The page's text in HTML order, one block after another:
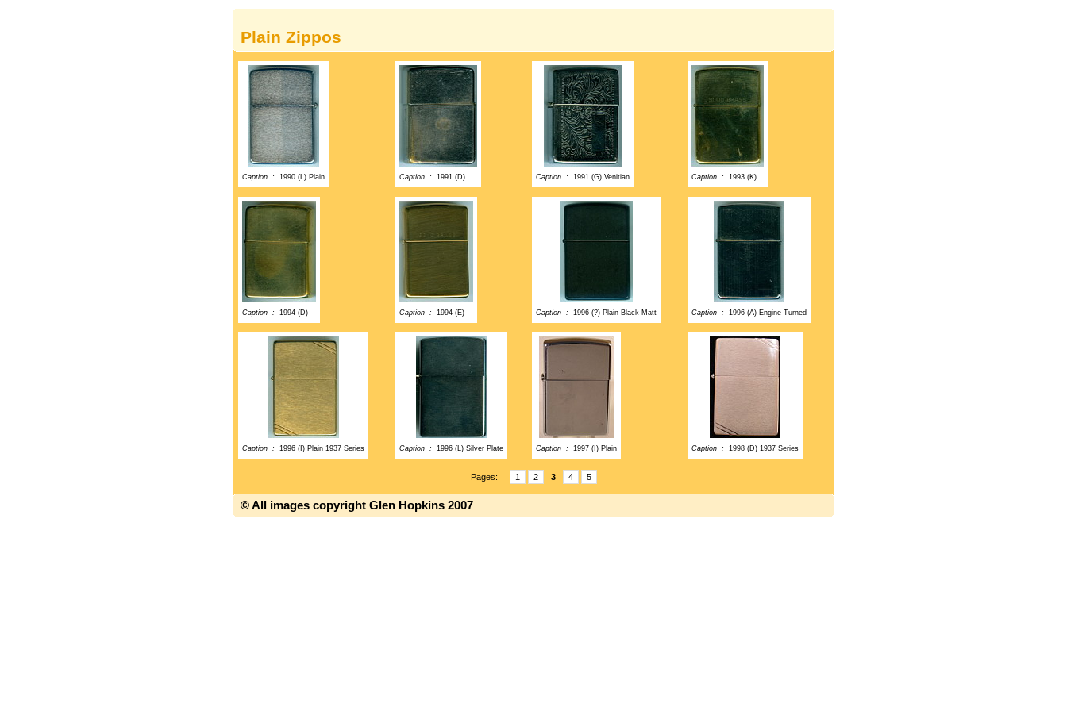
Plain Zippos
Caption : 1990 (L) Plain Caption : 1991 (D) Caption : 1991 (G) Venitian Caption : 1993 (K)
Caption : 1994 (D) Caption : 1994 (E) Caption : 1996 (?) Plain Black Matt Caption : 1996 (A) Engine Turned
Caption : 1996 (I) Plain 1937 Series Caption : 1996 (L) Silver Plate Caption : 1997 (I) Plain Caption : 1998 (D) 1937 Series
Pages: 1 2 3 4 5
© All images copyright Glen Hopkins 2007